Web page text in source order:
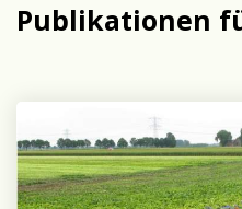
Publikationen